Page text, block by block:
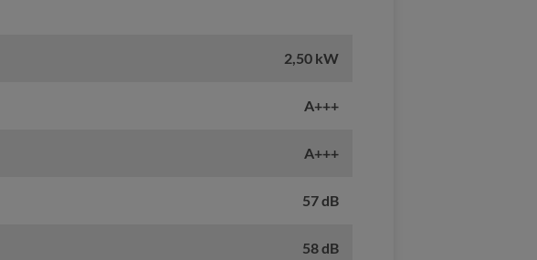
2,50 kW
A+++
A+++
57 dB
58 dB